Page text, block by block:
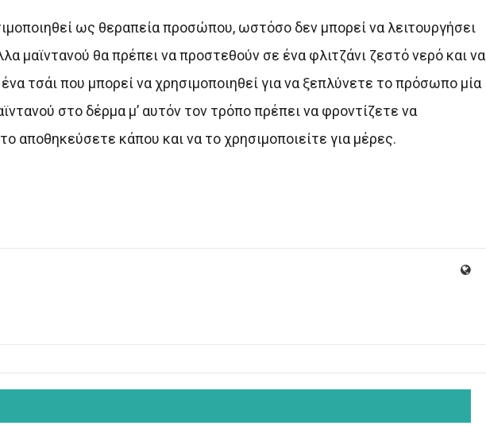
ως θεραπεία προσώπου, ωστόσο δεν μπορεί να λειτουργήσει
μαϊντανού θα πρέπει να προστεθούν σε ένα φλιτζάνι ζεστό νερό και να
τσάι που μπορεί να χρησιμοποιηθεί για να ξεπλύνετε το πρόσωπο μία
στο δέρμα μ’ αυτόν τον τρόπο πρέπει να φροντίζετε να
αποθηκεύσετε κάπου και να το χρησιμοποιείτε για μέρες.